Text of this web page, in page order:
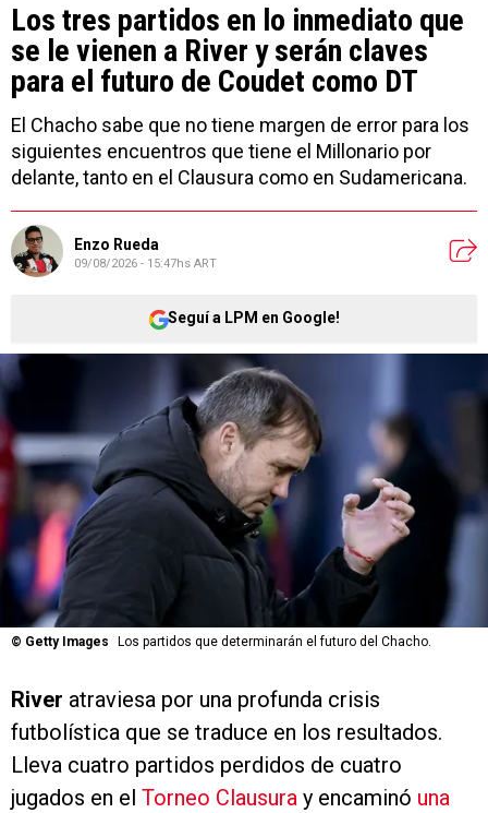
Los tres partidos en lo inmediato que
se le vienen a River y serán claves
para el futuro de Coudet como DT
El Chacho sabe que no tiene margen de error para los
siguientes encuentros que tiene el Millonario por
delante, tanto en el Clausura como en Sudamericana.
Enzo Rueda
09/08/2026 - 15:47hs ART
Seguí a LPM en Google!
© Getty Images Los partidos que determinarán el futuro del Chacho.
River atraviesa por una profunda crisis
futbolística que se traduce en los resultados.
Lleva cuatro partidos perdidos de cuatro
jugados en el Torneo Clausura y encaminó una